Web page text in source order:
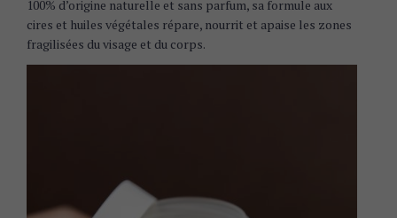
100% d’origine naturelle et sans parfum, sa formule aux
cires et huiles végétales répare, nourrit et apaise les zones
fragilisées du visage et du corps.